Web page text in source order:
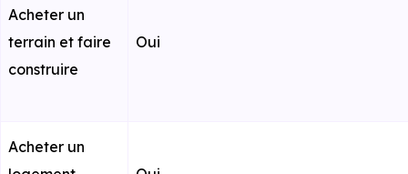
Acheter un
terrain et faire
construire
Oui
Acheter un